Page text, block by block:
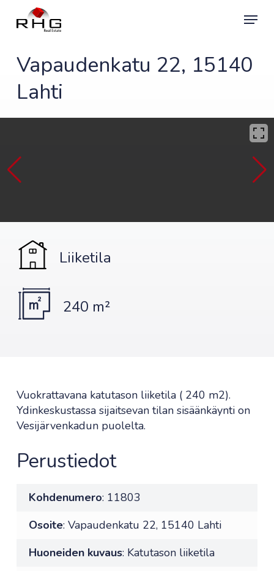
Menu
Vapaudenkatu 22, 15140
Lahti
Liiketila
240 m²
Vuokrattavana katutason liiketila ( 240 m2).
Ydinkeskustassa sijaitsevan tilan sisäänkäynti on
Vesijärvenkadun puolelta.
Perustiedot
Kohdenumero: 11803
Osoite: Vapaudenkatu 22, 15140 Lahti
Huoneiden kuvaus: Katutason liiketila